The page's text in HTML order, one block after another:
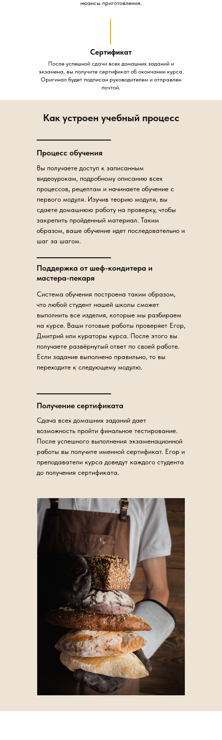
нюансы приготовления.
После успешной сдачи всех домашних заданий и
экзамена, вы получите сертификат об окончании курса.
Оригинал будет подписан руководителем и отправлен
почтой.
Сертификат
Как устроен учебный процесс
Процесс обучения
Вы получаете доступ к записанным
видеоурокам, подробному описанию всех
процессов, рецептам и начинаете обучение с
первого модуля. Изучив теорию модуля, вы
сдаете домашнюю работу на проверку, чтобы
закрепить пройденный материал. Таким
образом, ваше обучение идет последовательно и
шаг за шагом.
Поддержка от шеф-кондитера и
мастера-пекаря
Система обучения построена таким образом,
что любой студент нашей школы сможет
выполнить все изделия, которые мы разбираем
на курсе. Ваши готовые работы проверяет Егор,
Дмитрий или кураторы курса. После этого вы
получаете развёрнутый ответ по своей работе.
Если задание выполнено правильно, то вы
переходите к следующему модулю.
Получение сертификата
Сдача всех домашних заданий дает
возможность пройти финальное тестирование.
После успешного выполнения экзаменационной
работы вы получите именной сертификат. Егор и
преподаватели курса доведут каждого студента
до получения сертификата.